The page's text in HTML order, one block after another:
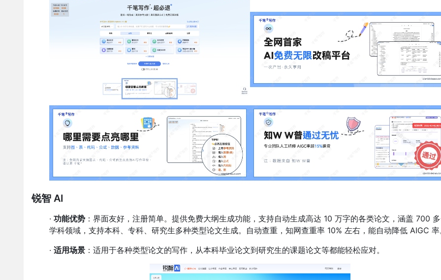
锐智 AI
· 功能优势 ：界面友好，注册简单。提供免费大纲生成功能，支持自动生成高达 10 万字的各类论文，涵盖 700
学科领域，支持本科、专科、研究生多种类型论文生成。自动查重，知网查重率 10% 左右，能自动降低 AIGC
· 适用场景 ：适用于各种类型论文的写作，从本科毕业论文到研究生的课题论文等都能轻松应对。